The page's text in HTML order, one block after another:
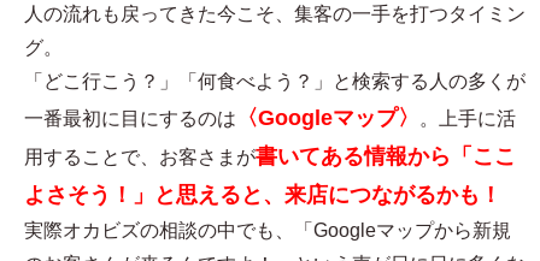
人の流れも戻ってきた今こそ、集客の一手を打つタイミン
グ。
「どこ行こう？」「何食べよう？」と検索する人の多くが
一番最初に目にするのは
〈Googleマップ〉
。上手に活
用することで、お客さまが書いてある情報から「ここ
よさそう！」と思えると、来店につながるかも！
実際オカビズの相談の中でも、「Googleマップから新規